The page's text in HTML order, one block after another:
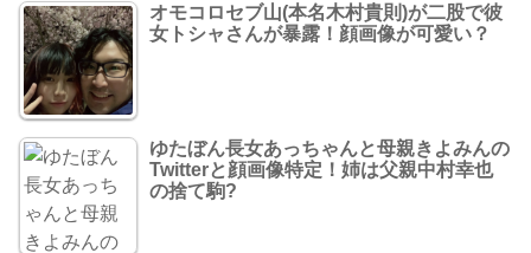
オモコロセブ山(本名木村貴則)が二股で彼
女トシャさんが暴露！顔画像が可愛い？
ゆたぼん長女あっちゃんと母親きよみんの
Twitterと顔画像特定！姉は父親中村幸也
の捨て駒?